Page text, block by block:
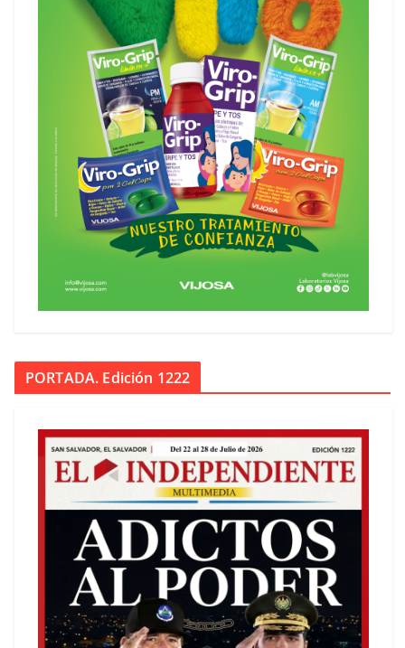
PORTADA. Edición 1222